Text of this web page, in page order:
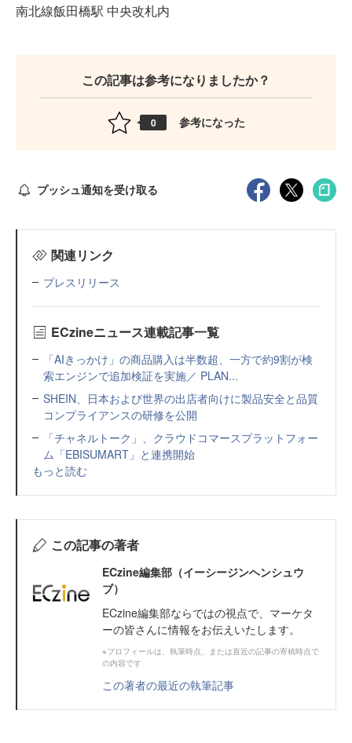
南北線飯田橋駅 中央改札内
この記事は参考になりましたか？
0 参考になった
プッシュ通知を受け取る
関連リンク
プレスリリース
ECzineニュース連載記事一覧
「AIきっかけ」の商品購入は半数超、一方で約9割が検
索エンジンで追加検証を実施／ PLAN...
SHEIN、日本および世界の出店者向けに製品安全と品質
コンプライアンスの研修を公開
「チャネルトーク」、クラウドコマースプラットフォー
ム「EBISUMART」と連携開始
もっと読む
この記事の著者
ECzine編集部（イーシージンヘンシュウ
ブ）
ECzine編集部ならではの視点で、マーケタ
ーの皆さんに情報をお伝えいたします。
※プロフィールは、執筆時点、または直近の記事の寄稿時点で
の内容です
この著者の最近の執筆記事